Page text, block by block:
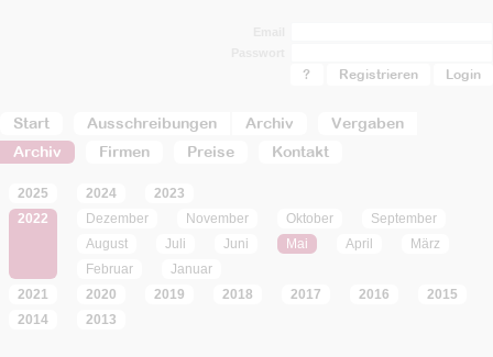
Start Ausschreibungen Archiv
Vergaben
Archiv
Firmen Preise Kontakt
? Registrieren
2025 2024
2023
2022
Dezember November Oktober
September
August
Juli Juni Mai April
März
Februar
Januar
2021
2020 2019 2018 2017 2016
2015
2014
2013